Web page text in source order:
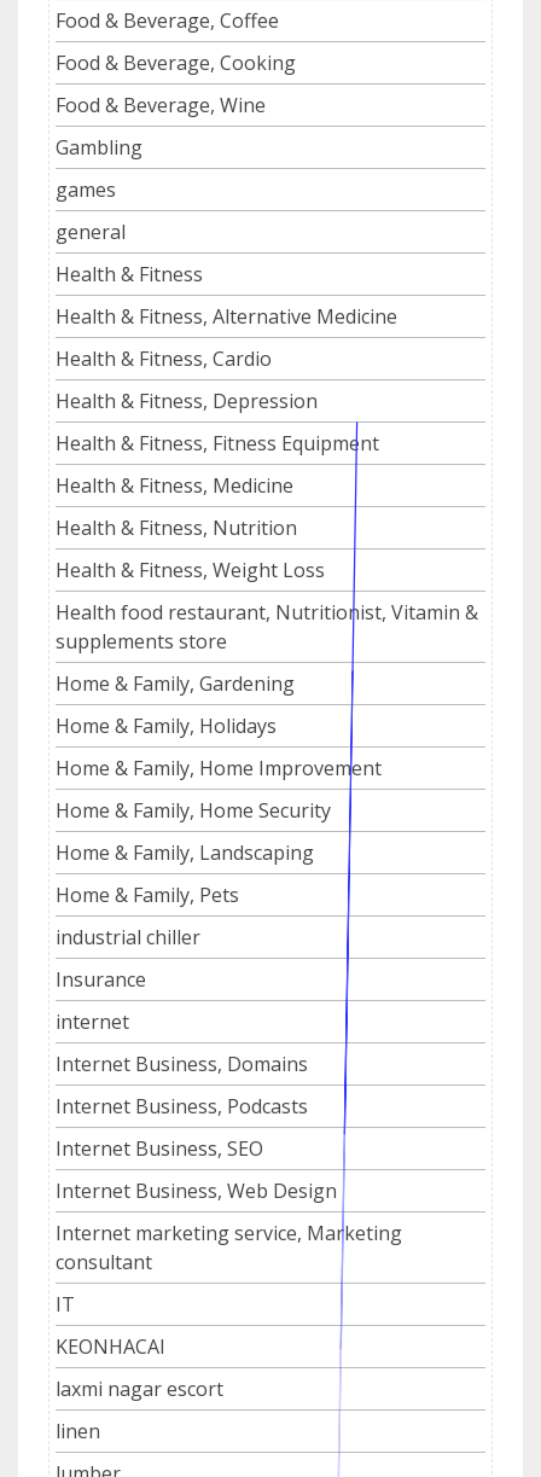
Food & Beverage, Coffee
Food & Beverage, Cooking
Food & Beverage, Wine
Gambling
games
general
Health & Fitness
Health & Fitness, Alternative Medicine
Health & Fitness, Cardio
Health & Fitness, Depression
Health & Fitness, Fitness Equipment
Health & Fitness, Medicine
Health & Fitness, Nutrition
Health & Fitness, Weight Loss
Health food restaurant, Nutritionist, Vitamin &
supplements store
Home & Family, Gardening
Home & Family, Holidays
Home & Family, Home Improvement
Home & Family, Home Security
Home & Family, Landscaping
Home & Family, Pets
industrial chiller
Insurance
internet
Internet Business, Domains
Internet Business, Podcasts
Internet Business, SEO
Internet Business, Web Design
Internet marketing service, Marketing
consultant
IT
KEONHACAI
laxmi nagar escort
linen